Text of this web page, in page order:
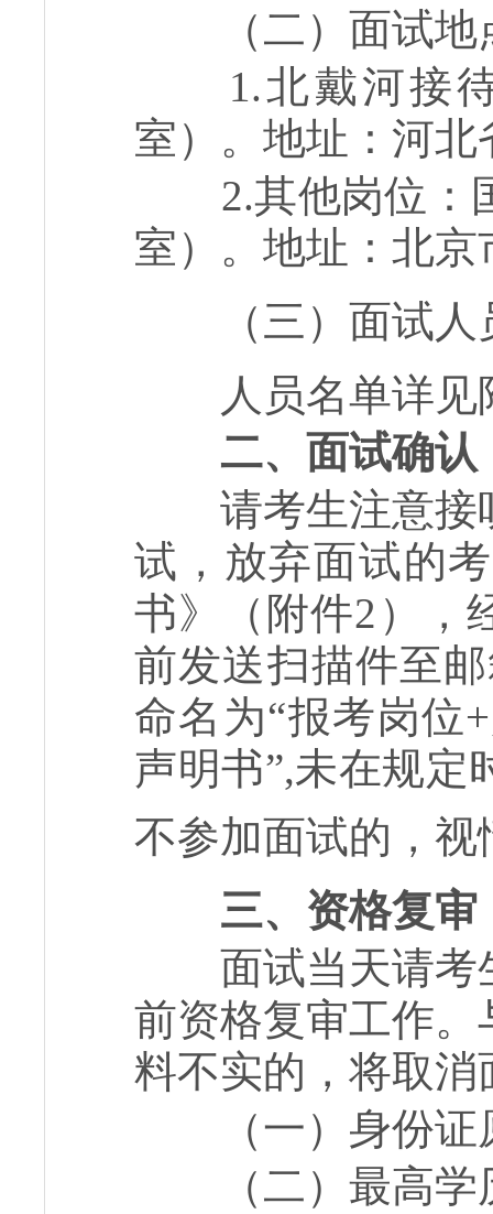
（二）面试
1.北戴河接待
室）。地址：河
2.其他岗位：国
室）。地址：北
（三） 面试
人员名单详见
二、面试确认
请考生注意接
试，放弃面试的
书》（附件2），
前发送扫描件至邮
命名为“报考岗位
声明书”,未在规定
不参加面试的，
三、资格复审
面试当天请考
前资格复审工作
料不实的，将取
（一）身份证
（二）最高学